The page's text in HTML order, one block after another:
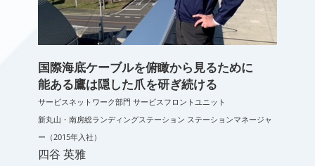
国際海底ケーブルを俯瞰から見るために
能ある鷹は隠した爪を研ぎ続ける
サービスネットワーク部門 サービスフロントユニット
新丸山・南房総ランディングステーション ステーションマネージャ
ー（2015年入社）
四谷 英雅